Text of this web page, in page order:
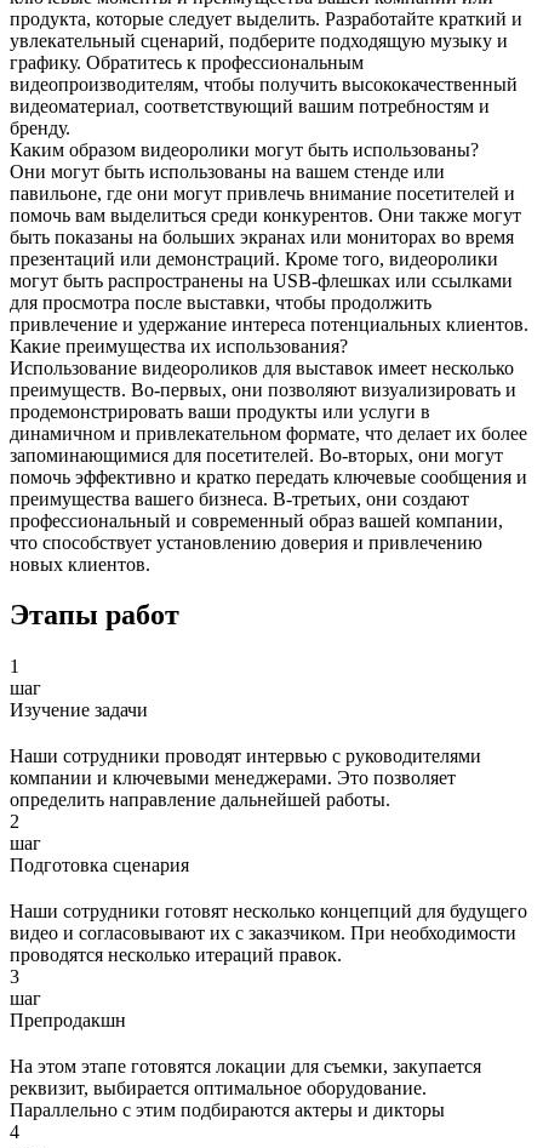
продукта, которые следует выделить. Разработайте краткий и
увлекательный сценарий, подберите подходящую музыку и
графику. Обратитесь к профессиональным
видеопроизводителям, чтобы получить высококачественный
видеоматериал, соответствующий вашим потребностям и
бренду.
Каким образом видеоролики могут быть использованы?
Они могут быть использованы на вашем стенде или
павильоне, где они могут привлечь внимание посетителей и
помочь вам выделиться среди конкурентов. Они также могут
быть показаны на больших экранах или мониторах во время
презентаций или демонстраций. Кроме того, видеоролики
могут быть распространены на USB-флешках или ссылками
для просмотра после выставки, чтобы продолжить
привлечение и удержание интереса потенциальных клиентов.
Какие преимущества их использования?
Использование видеороликов для выставок имеет несколько
преимуществ. Во-первых, они позволяют визуализировать и
продемонстрировать ваши продукты или услуги в
динамичном и привлекательном формате, что делает их более
запоминающимися для посетителей. Во-вторых, они могут
помочь эффективно и кратко передать ключевые сообщения и
преимущества вашего бизнеса. В-третьих, они создают
профессиональный и современный образ вашей компании,
что способствует установлению доверия и привлечению
новых клиентов.
Этапы работ
1
шаг
Изучение задачи
Наши сотрудники проводят интервью с руководителями
компании и ключевыми менеджерами. Это позволяет
определить направление дальнейшей работы.
2
шаг
Подготовка сценария
Наши сотрудники готовят несколько концепций для будущего
видео и согласовывают их с заказчиком. При необходимости
проводятся несколько итераций правок.
3
шаг
Препродакшн
На этом этапе готовятся локации для съемки, закупается
реквизит, выбирается оптимальное оборудование.
Параллельно с этим подбираются актеры и дикторы
4